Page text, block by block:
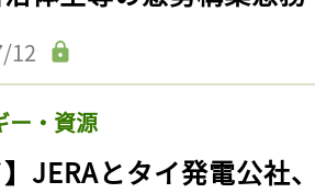
12
ー・資源
】JERAとタイ発電公社